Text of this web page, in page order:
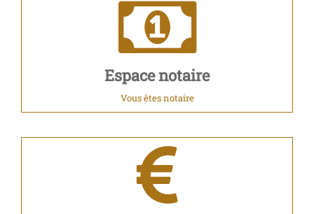
Espace notaire
Vous êtes notaire